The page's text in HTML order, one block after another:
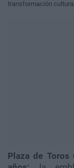
transformación
Plaza de Toros